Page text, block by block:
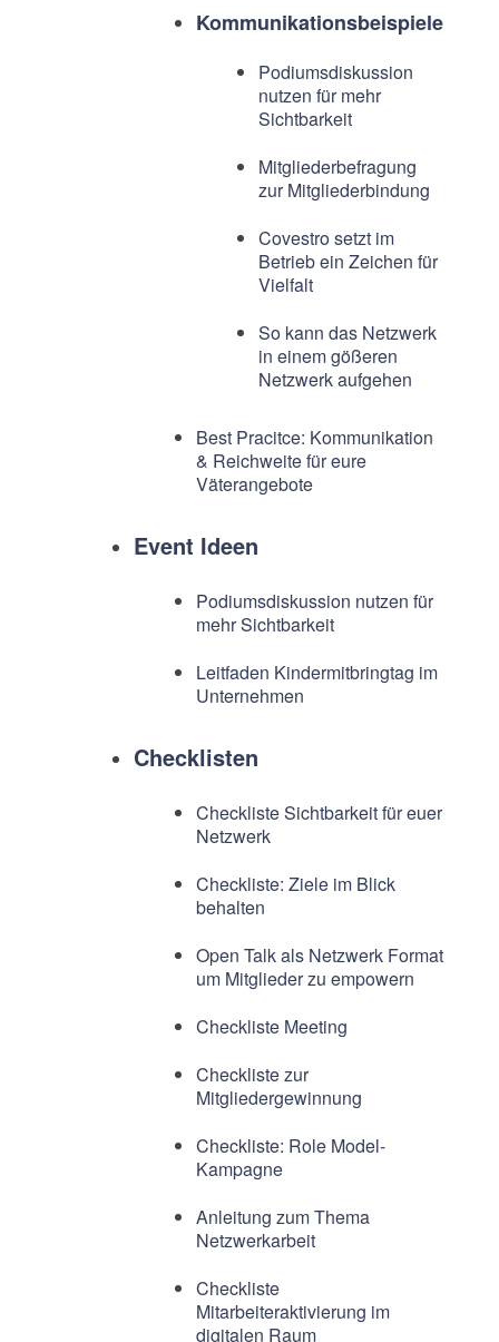
Kommunikationsbeispiele
Podiumsdiskussion
nutzen für mehr
Sichtbarkeit
Mitgliederbefragung
zur Mitgliederbindung
Covestro setzt im
Betrieb ein Zeichen für
Vielfalt
So kann das Netzwerk
in einem gößeren
Netzwerk aufgehen
Best Pracitce: Kommunikation
& Reichweite für eure
Väterangebote
Event Ideen
Podiumsdiskussion nutzen für
mehr Sichtbarkeit
Leitfaden Kindermitbringtag im
Unternehmen
Checklisten
Checkliste Sichtbarkeit für euer
Netzwerk
Checkliste: Ziele im Blick
behalten
Open Talk als Netzwerk Format
um Mitglieder zu empowern
Checkliste Meeting
Checkliste zur
Mitgliedergewinnung
Checkliste: Role Model-
Kampagne
Anleitung zum Thema
Netzwerkarbeit
Checkliste
Mitarbeiteraktivierung im
digitalen Raum